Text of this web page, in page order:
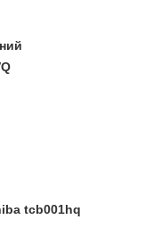
tcb001hq